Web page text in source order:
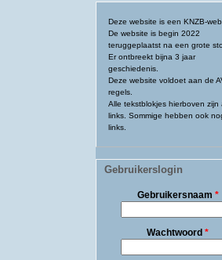
Deze website is een KNZB-
De website is begin 2022
teruggeplaatst na een grote
Er ontbreekt bijna 3 jaar
geschiedenis.
Deze website voldoet aan de
regels.
Alle tekstblokjes hierboven zijn
links. Sommige hebben ook
links.
Gebruikerslogin
Gebruikersnaam *
Wachtwoord *